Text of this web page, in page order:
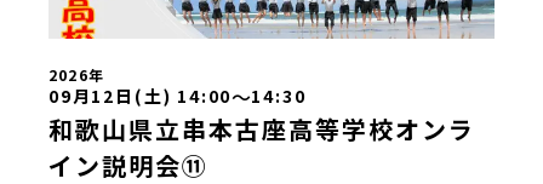
2026年
09月12日(土) 14:00〜14:30
和歌山県立串本古座高等学校オンラ
イン説明会⑪